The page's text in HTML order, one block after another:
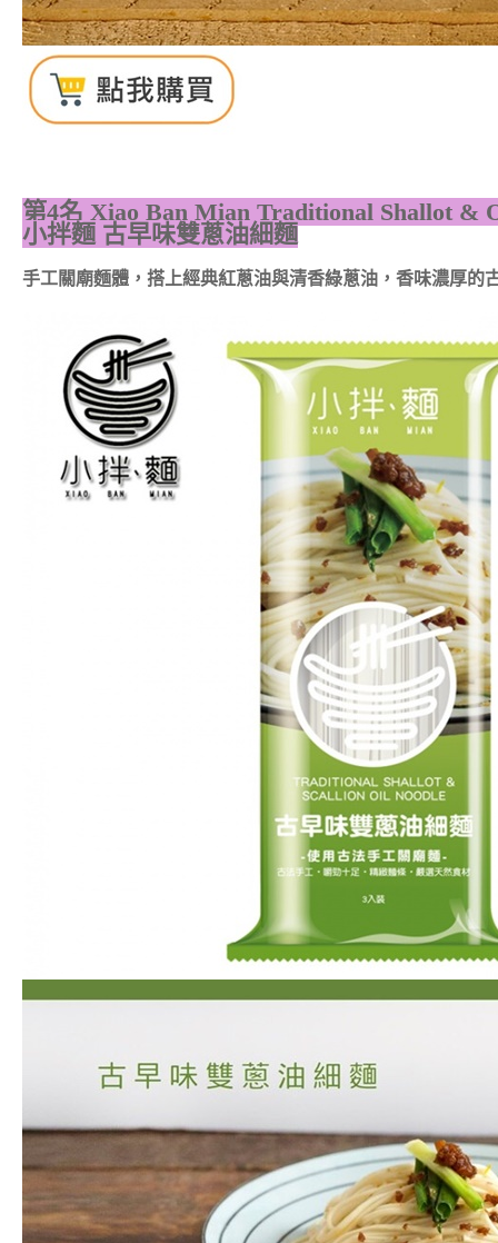
第4名 Xiao Ban Mian Traditional Shallot &
小拌麵 古早味雙蔥油細麵
手工關廟麵體，搭上經典紅蔥油與清香綠蔥油，香味濃厚的